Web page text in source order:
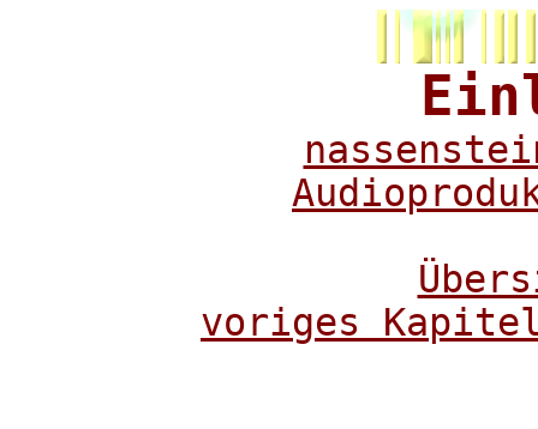
voriges